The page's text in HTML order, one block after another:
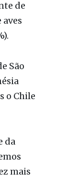
de
Chile